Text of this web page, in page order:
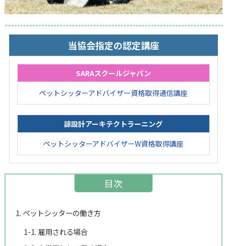
当協会指定の認定講座
SARAスクールジャパン
ペットシッターアドバイザー資格取得通信講座
諒設計アーキテクトラーニング
ペットシッターアドバイザーW資格取得講座
目次
1. ペットシッターの働き方
1-1. 雇用される場合